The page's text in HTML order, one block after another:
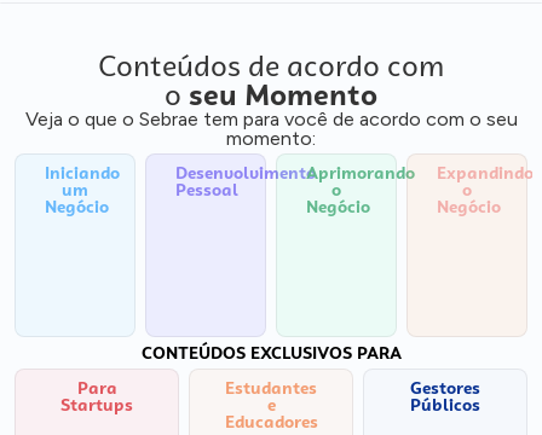
Conteúdos de acordo com
o seu Momento
Veja o que o Sebrae tem para você de acordo com o seu
momento:
Iniciando
um
Negócio
Desenvolvimento
Pessoal
Aprimorando
o
Negócio
Expandindo
o
Negócio
CONTEÚDOS EXCLUSIVOS PARA
Para
Startups
Estudantes
e
Educadores
Gestores
Públicos